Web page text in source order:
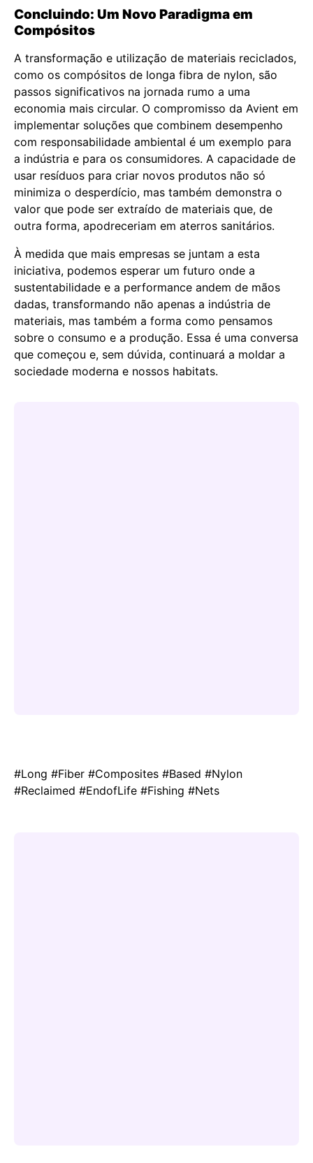
Concluindo: Um Novo Paradigma em
Compósitos
A transformação e utilização de materiais reciclados,
como os compósitos de longa fibra de nylon, são
passos significativos na jornada rumo a uma
economia mais circular. O compromisso da Avient em
implementar soluções que combinem desempenho
com responsabilidade ambiental é um exemplo para
a indústria e para os consumidores. A capacidade de
usar resíduos para criar novos produtos não só
minimiza o desperdício, mas também demonstra o
valor que pode ser extraído de materiais que, de
outra forma, apodreceriam em aterros sanitários.
À medida que mais empresas se juntam a esta
iniciativa, podemos esperar um futuro onde a
sustentabilidade e a performance andem de mãos
dadas, transformando não apenas a indústria de
materiais, mas também a forma como pensamos
sobre o consumo e a produção. Essa é uma conversa
que começou e, sem dúvida, continuará a moldar a
sociedade moderna e nossos habitats.
#Long #Fiber #Composites #Based #Nylon
#Reclaimed #EndofLife #Fishing #Nets